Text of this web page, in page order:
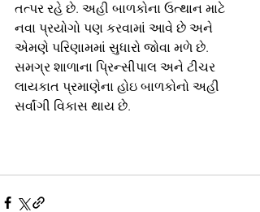
તત્પર રહે છે. અહી બાળકોના ઉત્થાન માટે
નવા પ્રયોગો પણ કરવામાં આવે છે અને
એમણે પરિણામમાં સુધારો જોવા મળે છે.
સમગ્ર શાળાના પ્રિન્સીપાલ અને ટીચર
લાયકાત પ્રમાણેના હોઇ બાળકોનો અહી
સર્વાંગી વિકાસ થાય છે.